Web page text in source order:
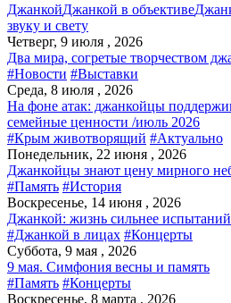
ДжанкойДжанкой в объективе
звуку и свету
Четверг, 9 июля , 2026
Два мира, согретые творчеством
#Новости #Выставки
Среда, 8 июля , 2026
На фоне атак: джанкойцы
семейные ценности /июль 2026
#Крым животворящий #Актуально
Понедельник, 22 июня , 2026
Джанкойцы знают цену мирного
#Память #История
Воскресенье, 14 июня , 2026
Джанкой: жизнь сильнее
#Джанкой в лицах #Концерты
Суббота, 9 мая , 2026
9 мая. Симфония весны и память
#Память #Концерты
Воскресенье, 8 марта , 2026